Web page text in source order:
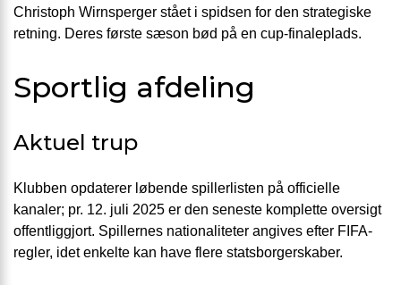
Christoph Wirnsperger stået i spidsen for den strategiske
retning. Deres første sæson bød på en cup-finaleplads.
Sportlig afdeling
Aktuel trup
Klubben opdaterer løbende spillerlisten på officielle
kanaler; pr. 12. juli 2025 er den seneste komplette oversigt
offentliggjort. Spillernes nationaliteter angives efter FIFA-
regler, idet enkelte kan have flere statsborgerskaber.